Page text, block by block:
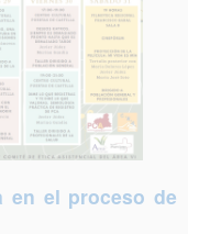
en el proceso de